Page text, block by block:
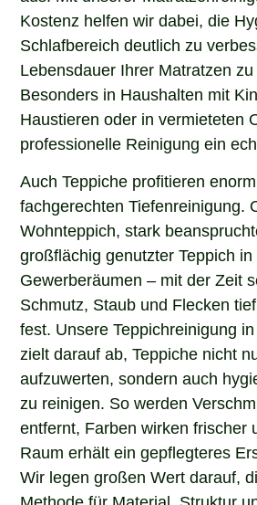
Kostenz helfen wir dabei, die
Schlafbereich deutlich zu
Lebensdauer Ihrer Matratzen zu
Besonders in Haushalten mit
Haustieren oder in vermieteten
professionelle Reinigung ein
Auch Teppiche profitieren enorm
fachgerechten Tiefenreinigung.
Wohnteppich, stark
großflächig genutzter Teppich
Gewerberäumen – mit der Zeit
Schmutz, Staub und Flecken tief
fest. Unsere Teppichreinigung in
zielt darauf ab, Teppiche nicht
aufzuwerten, sondern auch
zu reinigen. So werden
entfernt, Farben wirken frischer
Raum erhält ein gepflegteres
Wir legen großen Wert darauf,
Methode für Material, Struktur